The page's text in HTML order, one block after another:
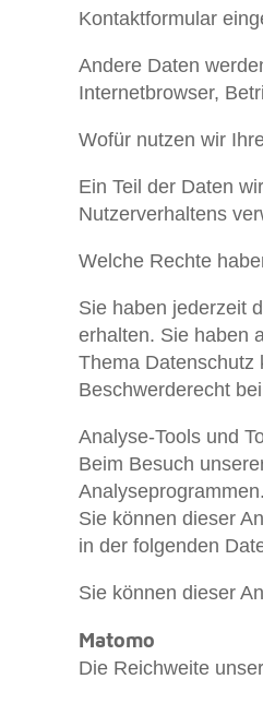
Kontaktformular
Andere Daten
Internetbrowser,
Wofür nutzen wir
Ein Teil der Daten
Nutzerverhaltens
Welche Rechte
Sie haben jederzeit
erhalten. Sie haben
Thema Datenschutz
Beschwerderecht
Analyse-Tools und
Beim Besuch
Sie können dieser
in der folgenden
Sie können dieser
Matomo
Die Reichweite